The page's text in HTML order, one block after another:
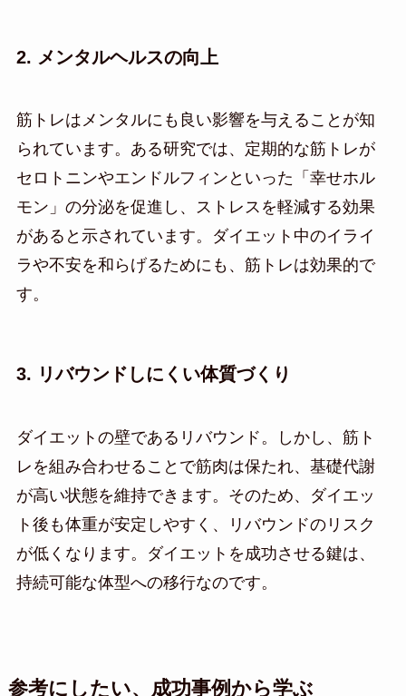
2. メンタルヘルスの向上
筋トレはメンタルにも良い影響を与えることが知
られています。ある研究では、定期的な筋トレが
セロトニンやエンドルフィンといった「幸せホル
モン」の分泌を促進し、ストレスを軽減する効果
があると示されています。ダイエット中のイライ
ラや不安を和らげるためにも、筋トレは効果的で
す。
3. リバウンドしにくい体質づくり
ダイエットの壁であるリバウンド。しかし、筋ト
レを組み合わせることで筋肉は保たれ、基礎代謝
が高い状態を維持できます。そのため、ダイエッ
ト後も体重が安定しやすく、リバウンドのリスク
が低くなります。ダイエットを成功させる鍵は、
持続可能な体型への移行なのです。
参考にしたい、成功事例から学ぶ